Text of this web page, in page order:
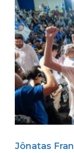
Jônatas